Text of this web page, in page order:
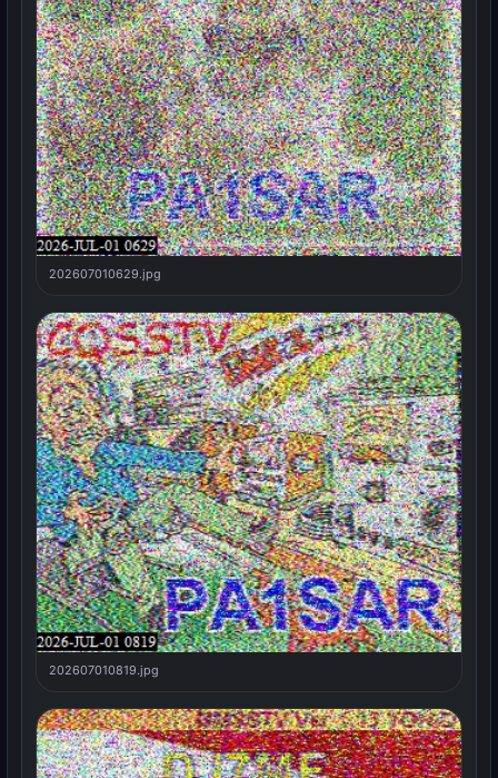
202607010629.jpg
202607010819.jpg